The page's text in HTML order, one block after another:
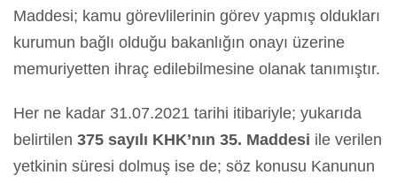
Maddesi; kamu görevlilerinin görev yapmış oldukları
kurumun bağlı olduğu bakanlığın onayı üzerine
memuriyetten ihraç edilebilmesine olanak tanımıştır.
Her ne kadar 31.07.2021 tarihi itibariyle; yukarıda
belirtilen 375 sayılı KHK’nın 35. Maddesi ile verilen
yetkinin süresi dolmuş ise de; söz konusu Kanunun